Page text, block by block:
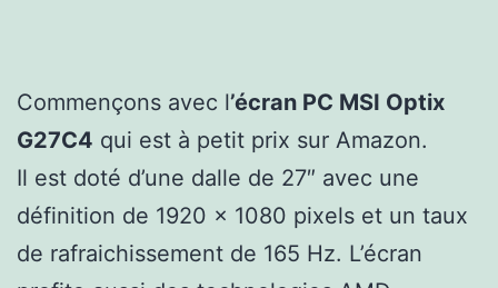
Commençons avec l’écran PC MSI Optix
G27C4 qui est à petit prix sur Amazon.
Il est doté d’une dalle de 27″ avec une
définition de 1920 x 1080 pixels et un taux
de rafraichissement de 165 Hz. L’écran